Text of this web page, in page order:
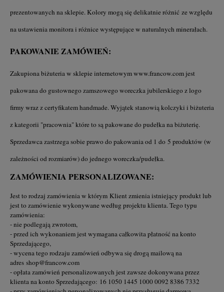
prezentowanych na sklepie. Kolory mogą się delikatnie różnić ze względu
na ustawienia monitora i różnice występujące w naturalnych minerałach.
PAKOWANIE ZAMÓWIEŃ:
Zakupiona biżuteria w sklepie internetowymwww.francow.com jest
pakowana do gustownego zamszowego woreczka jubilerskiego z logo
firmy wraz z certyfikatem handmade. Wyjątek stanowią kolczyki i biżuteria
z kategorii "pracownia" które to są pakowane do pudełka na biżuterię.
Sprzedawca zastrzega sobie prawo do pakowania od 1 do 5 produktów (w
zależności od rozmiarów) do jednego woreczka/pudełka.
ZAMÓWIENIA PERSONALIZOWANE:
Jest to rodzaj zamówienia w którym Klient zmienia istniejący produkt lub
jest to zamówienie wykonywane według projektu klienta. Tego typu
zamówienia:
- nie podlegają zwrotom,
- przed ich wykonaniem jest wymagana całkowita płatność na konto
Sprzedającego,
- wycena tego rodzaju zamówień odbywa się drogą mailową na
adres shop@francow.com
- opłata zamówień personalizowanych jest zawsze dokonywana przez
klienta na konto Sprzedającego: 16 1050 1445 1000 0092 8386 7332